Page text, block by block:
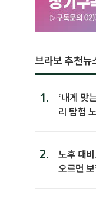
브라보 추천뉴
1.
‘내게 맞
리 탐험
2.
노후 대
오르면